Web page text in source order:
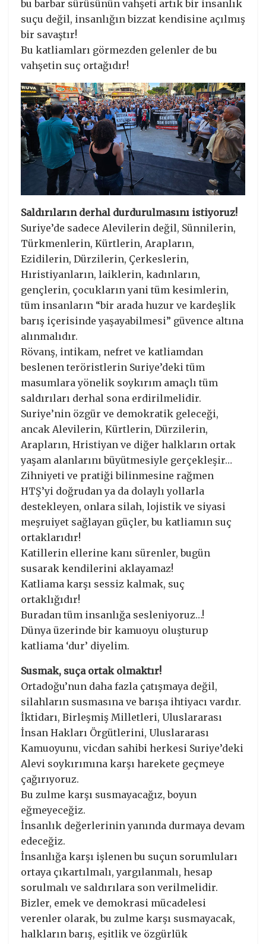
bu barbar sürüsünün vahşeti artık bir insanlık
suçu değil, insanlığın bizzat kendisine açılmış
bir savaştır!
Bu katliamları görmezden gelenler de bu
vahşetin suç ortağıdır!
Saldırıların derhal durdurulmasını istiyoruz!
Suriye’de sadece Alevilerin değil, Sünnilerin,
Türkmenlerin, Kürtlerin, Arapların,
Ezidilerin, Dürzilerin, Çerkeslerin,
Hıristiyanların, laiklerin, kadınların,
gençlerin, çocukların yani tüm kesimlerin,
tüm insanların “bir arada huzur ve kardeşlik
barış içerisinde yaşayabilmesi” güvence altına
alınmalıdır.
Rövanş, intikam, nefret ve katliamdan
beslenen teröristlerin Suriye’deki tüm
masumlara yönelik soykırım amaçlı tüm
saldırıları derhal sona erdirilmelidir.
Suriye’nin özgür ve demokratik geleceği,
ancak Alevilerin, Kürtlerin, Dürzilerin,
Arapların, Hristiyan ve diğer halkların ortak
yaşam alanlarını büyütmesiyle gerçekleşir…
Zihniyeti ve pratiği bilinmesine rağmen
HTŞ’yi doğrudan ya da dolaylı yollarla
destekleyen, onlara silah, lojistik ve siyasi
meşruiyet sağlayan güçler, bu katliamın suç
ortaklarıdır!
Katillerin ellerine kanı sürenler, bugün
susarak kendilerini aklayamaz!
Katliama karşı sessiz kalmak, suç
ortaklığıdır!
Buradan tüm insanlığa sesleniyoruz…!
Dünya üzerinde bir kamuoyu oluşturup
katliama ‘dur’ diyelim.
Susmak, suça ortak olmaktır!
Ortadoğu’nun daha fazla çatışmaya değil,
silahların susmasına ve barışa ihtiyacı vardır.
İktidarı, Birleşmiş Milletleri, Uluslararası
İnsan Hakları Örgütlerini, Uluslararası
Kamuoyunu, vicdan sahibi herkesi Suriye’deki
Alevi soykırımına karşı harekete geçmeye
çağırıyoruz.
Bu zulme karşı susmayacağız, boyun
eğmeyeceğiz.
İnsanlık değerlerinin yanında durmaya devam
edeceğiz.
İnsanlığa karşı işlenen bu suçun sorumluları
ortaya çıkartılmalı, yargılanmalı, hesap
sorulmalı ve saldırılara son verilmelidir.
Bizler, emek ve demokrasi mücadelesi
verenler olarak, bu zulme karşı susmayacak,
halkların barış, eşitlik ve özgürlük